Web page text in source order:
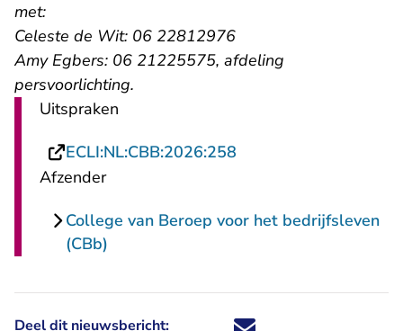
met:
Celeste de Wit: 06 22812976
Amy Egbers: 06 21225575, afdeling
persvoorlichting.
Uitspraken
ECLI:NL:CBB:2026:258
Afzender
College van Beroep voor het bedrijfsleven
(CBb)
Deel dit nieuwsbericht: Deel dit nieuwsbericht via X -
Deel dit nieuwsbericht via
Deel dit nieuwsbericht
Deel dit